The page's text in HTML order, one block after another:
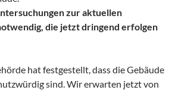
zur aktuellen
die jetzt dringend erfolgen
hat festgestellt, dass die Gebäude
sind. Wir erwarten jetzt von